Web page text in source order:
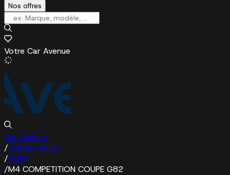
Nos offres
Votre Car Avenue
Car Avenue
/Voiture neuve
/BMW
/M4 COMPETITION COUPE G82